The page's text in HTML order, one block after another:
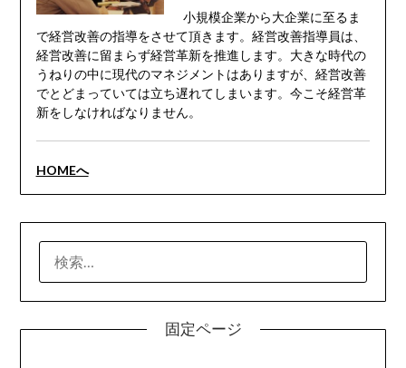
小規模企業から大企業に至るま
で経営改善の指導をさせて頂きます。経営改善指導員は、
経営改善に留まらず経営革新を推進します。大きな時代の
うねりの中に現代のマネジメントはありますが、経営改善
でとどまっていては立ち遅れてしまいます。今こそ経営革
新をしなければなりません。
HOMEへ
固定ページ